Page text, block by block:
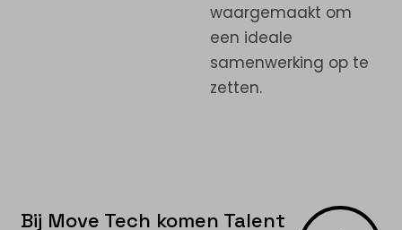
waargemaakt om
een ideale
samenwerking op te
zetten.
Bij Move Tech komen Talent